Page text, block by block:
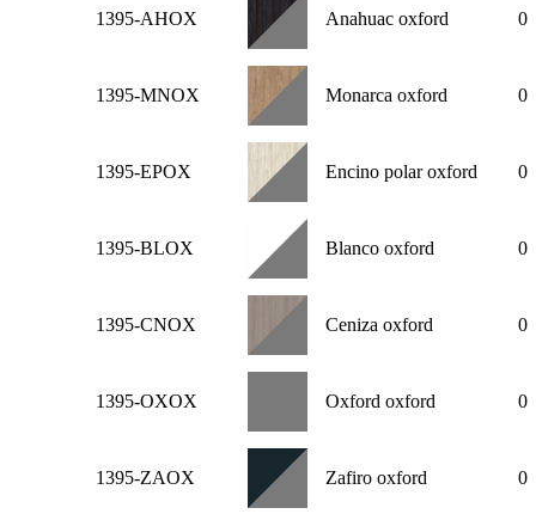
1395-AHOX Anahuac oxford 0
1395-MNOX Monarca oxford 0
1395-EPOX Encino polar oxford 0
1395-BLOX Blanco oxford 0
1395-CNOX Ceniza oxford 0
1395-OXOX Oxford oxford 0
1395-ZAOX Zafiro oxford 0